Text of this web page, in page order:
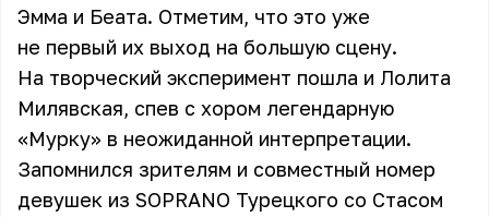
Эмма и Беата. Отметим, что это уже
не первый их выход на большую сцену.
На творческий эксперимент пошла и Лолита
Милявская, спев с хором легендарную
«Мурку» в неожиданной интерпретации.
Запомнился зрителям и совместный номер
девушек из SOPRANO Турецкого со Стасом